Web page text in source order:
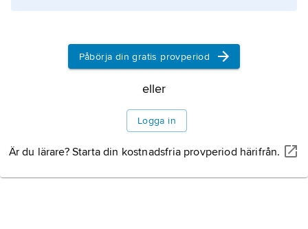
Påbörja din gratis provperiod
eller
Logga in
Är du lärare? Starta din kostnadsfria provperiod härifrån.